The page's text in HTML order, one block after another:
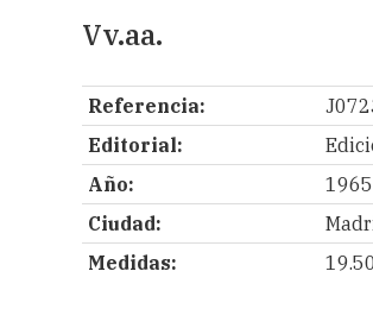
Vv.aa.
Referencia:
Editorial:
Año:
1965
Ciudad:
Medidas: